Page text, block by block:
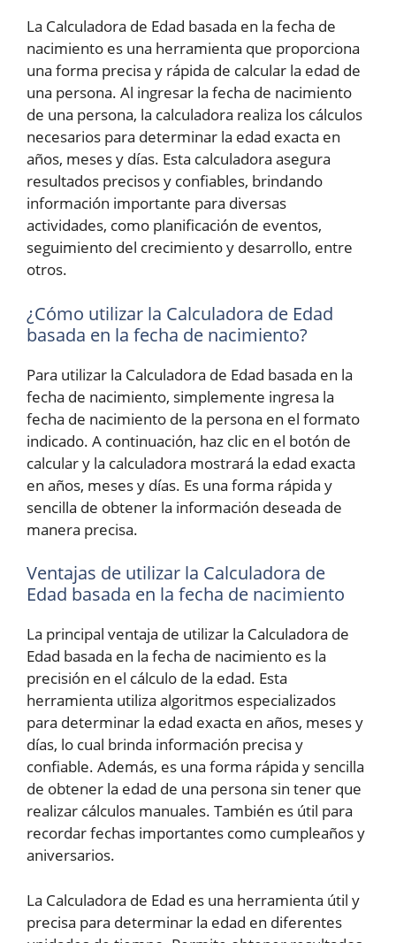
La Calculadora de Edad basada en la fecha de
nacimiento es una herramienta que proporciona
una forma precisa y rápida de calcular la edad de
una persona. Al ingresar la fecha de nacimiento
de una persona, la calculadora realiza los cálculos
necesarios para determinar la edad exacta en
años, meses y días. Esta calculadora asegura
resultados precisos y confiables, brindando
información importante para diversas
actividades, como planificación de eventos,
seguimiento del crecimiento y desarrollo, entre
otros.
¿Cómo utilizar la Calculadora de Edad
basada en la fecha de nacimiento?
Para utilizar la Calculadora de Edad basada en la
fecha de nacimiento, simplemente ingresa la
fecha de nacimiento de la persona en el formato
indicado. A continuación, haz clic en el botón de
calcular y la calculadora mostrará la edad exacta
en años, meses y días. Es una forma rápida y
sencilla de obtener la información deseada de
manera precisa.
Ventajas de utilizar la Calculadora de
Edad basada en la fecha de nacimiento
La principal ventaja de utilizar la Calculadora de
Edad basada en la fecha de nacimiento es la
precisión en el cálculo de la edad. Esta
herramienta utiliza algoritmos especializados
para determinar la edad exacta en años, meses y
días, lo cual brinda información precisa y
confiable. Además, es una forma rápida y sencilla
de obtener la edad de una persona sin tener que
realizar cálculos manuales. También es útil para
recordar fechas importantes como cumpleaños y
aniversarios.
La Calculadora de Edad es una herramienta útil y
precisa para determinar la edad en diferentes